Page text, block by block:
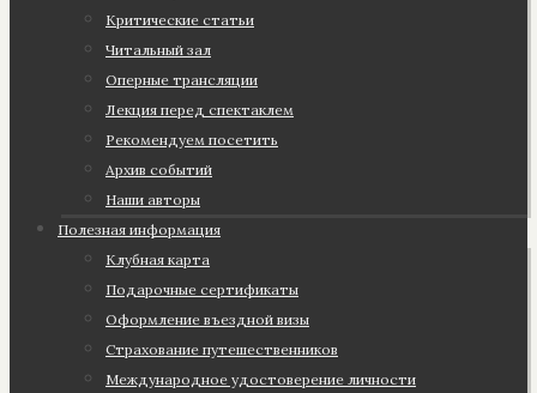
Критические статьи
Читальный зал
Оперные трансляции
Лекция перед спектаклем
Рекомендуем посетить
Архив событий
Наши авторы
Полезная информация
Клубная карта
Подарочные сертификаты
Оформление въездной визы
Страхование путешественников
Международное удостоверение личности